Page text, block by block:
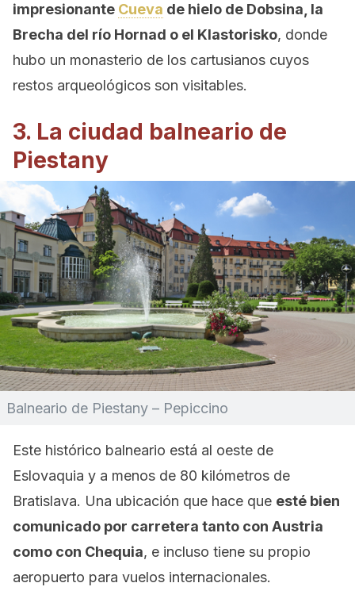
impresionante Cueva de hielo de Dobsina, la
Brecha del río Hornad o el Klastorisko, donde
hubo un monasterio de los cartusianos cuyos
restos arqueológicos son visitables.
3. La ciudad balneario de
Piestany
Balneario de Piestany – Pepiccino
Este histórico balneario está al oeste de
Eslovaquia y a menos de 80 kilómetros de
Bratislava. Una ubicación que hace que esté bien
comunicado por carretera tanto con Austria
como con Chequia, e incluso tiene su propio
aeropuerto para vuelos internacionales.